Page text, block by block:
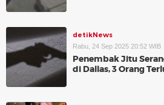
detikNews
Rabu, 24 Sep 2025 20:52 WIB
Penembak Jitu
di Dallas, 3 Orang